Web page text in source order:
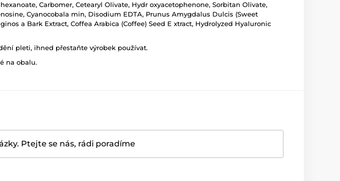
Carbomer, Cetearyl Olivate, Hydr oxyacetophenone, Sorbitan Olivate,
Cyanocobala min, Disodium EDTA, Prunus Amygdalus Dulcis (Sweet
a Bark Extract, Coffea Arabica (Coffee) Seed E xtract, Hydrolyzed Hyaluronic
pleti, ihned přestaňte výrobek používat.
na obalu.
Ptejte se nás, rádi poradíme